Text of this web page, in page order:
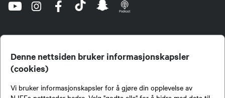
Denne nettsiden bruker informasjonskapsler
(cookies)
Vi bruker informasjonskapsler for å gjøre din opplevelse av
jegere og sportsfiskere og et av de viktigste miljøene for formidling av kunnskap om jakt og
fiske i Norge. Vi er en partipolitisk nøytral organisasjon, men har et sterkt jakt-, fiske-, og